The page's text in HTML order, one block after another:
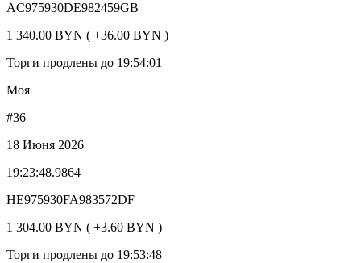
AC975930DE982459GB
1 340.00 BYN ( +36.00 BYN )
Торги продлены до 19:54:01
Моя
#36
18 Июня 2026
19:23:48.9864
HE975930FA983572DF
1 304.00 BYN ( +3.60 BYN )
Торги продлены до 19:53:48